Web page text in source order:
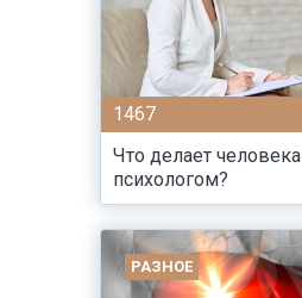
1467
Что делает человека
психологом?
РАЗНОЕ